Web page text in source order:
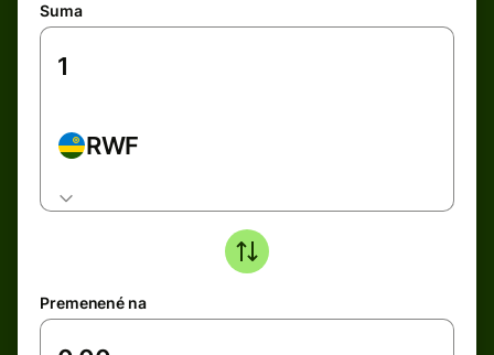
Suma
RWF
Premenené na